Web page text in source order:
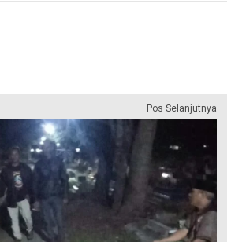
Pos Selanjutnya